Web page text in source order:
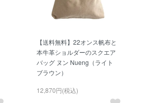
【送料無料】22オンス帆布と
本牛革ショルダーのスクエア
バッグ ヌン Nueng（ライト
ブラウン）
12,870円(税込)